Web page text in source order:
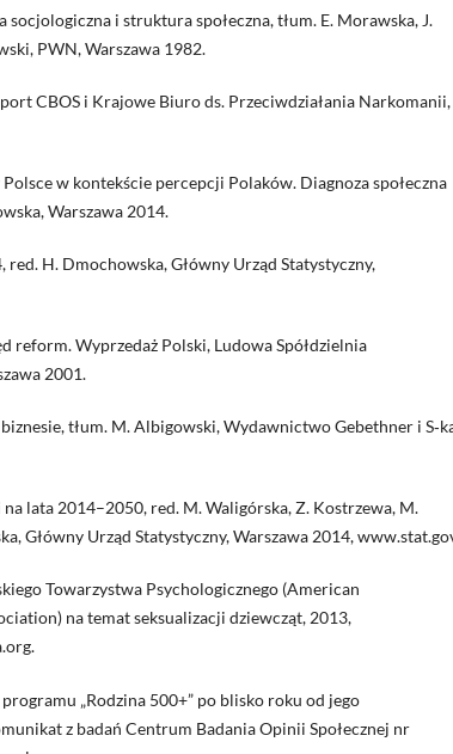
socjologiczna i struktura społeczna, tłum. E. Morawska, J.
PWN, Warszawa 1982.
CBOS i Krajowe Biuro ds. Przeciwdziałania Narkomanii,
w kontekście percepcji Polaków. Diagnoza społeczna
Warszawa 2014.
red. H. Dmochowska, Główny Urząd Statystyczny,
reform. Wyprzedaż Polski, Ludowa Spółdzielnia
2001.
tłum. M. Albigowski, Wydawnictwo Gebethner i
lata 2014–2050, red. M. Waligórska, Z. Kostrzewa, M.
Główny Urząd Statystyczny, Warszawa 2014,
Towarzystwa Psychologicznego (American
na temat seksualizacji dziewcząt, 2013,
programu „Rodzina 500+” po blisko roku od jego
z badań Centrum Badania Opinii Społecznej nr